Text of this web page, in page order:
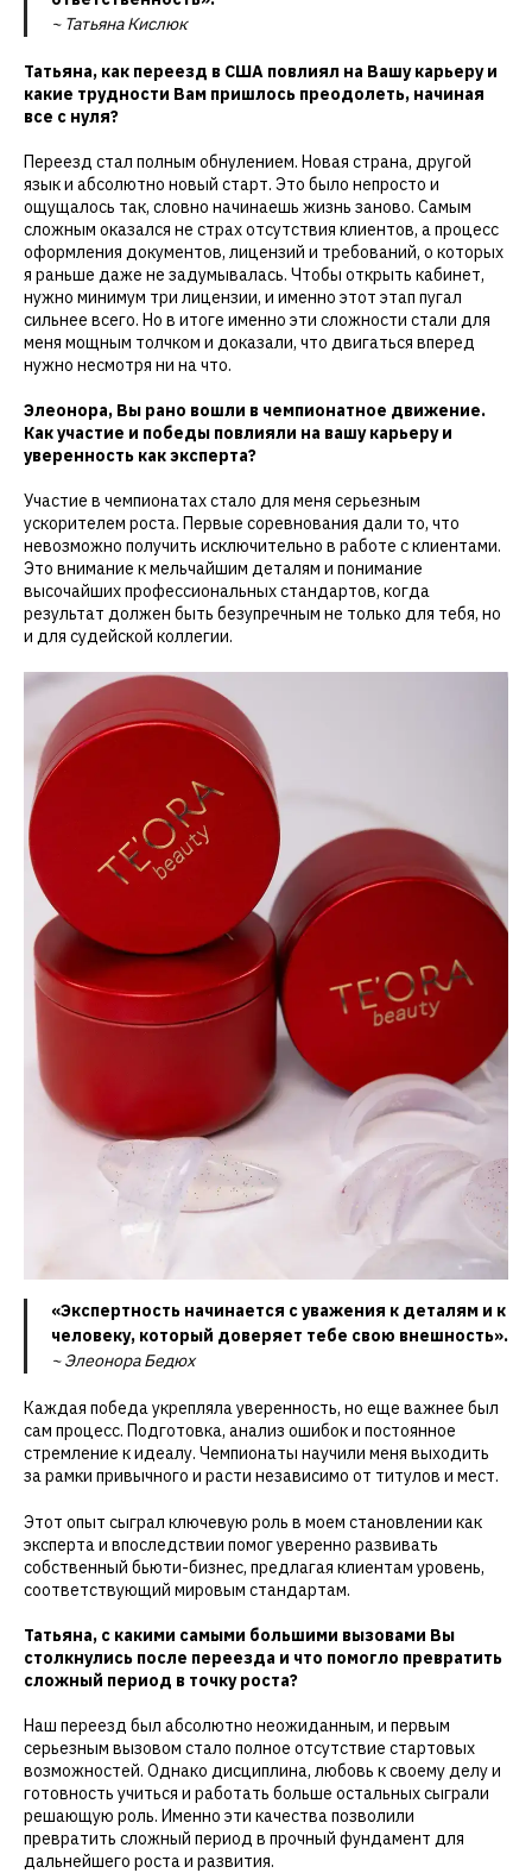
~ Татьяна Кислюк
Татьяна, как переезд в США повлиял на Вашу карьеру и
какие трудности Вам пришлось преодолеть, начиная
все с нуля?
Переезд стал полным обнулением. Новая страна, другой
язык и абсолютно новый старт. Это было непросто и
ощущалось так, словно начинаешь жизнь заново. Самым
сложным оказался не страх отсутствия клиентов, а процесс
оформления документов, лицензий и требований, о которых
я раньше даже не задумывалась. Чтобы открыть кабинет,
нужно минимум три лицензии, и именно этот этап пугал
сильнее всего. Но в итоге именно эти сложности стали для
меня мощным толчком и доказали, что двигаться вперед
нужно несмотря ни на что.
Элеонора, Вы рано вошли в чемпионатное движение.
Как участие и победы повлияли на вашу карьеру и
уверенность как эксперта?
Участие в чемпионатах стало для меня серьезным
ускорителем роста. Первые соревнования дали то, что
невозможно получить исключительно в работе с клиентами.
Это внимание к мельчайшим деталям и понимание
высочайших профессиональных стандартов, когда
результат должен быть безупречным не только для тебя, но
и для судейской коллегии.
«Экспертность начинается с уважения к деталям и к
человеку, который доверяет тебе свою внешность».
~ Элеонора Бедюх
Каждая победа укрепляла уверенность, но еще важнее был
сам процесс. Подготовка, анализ ошибок и постоянное
стремление к идеалу. Чемпионаты научили меня выходить
за рамки привычного и расти независимо от титулов и мест.
Этот опыт сыграл ключевую роль в моем становлении как
эксперта и впоследствии помог уверенно развивать
собственный бьюти-бизнес, предлагая клиентам уровень,
соответствующий мировым стандартам.
Татьяна, с какими самыми большими вызовами Вы
столкнулись после переезда и что помогло превратить
сложный период в точку роста?
Наш переезд был абсолютно неожиданным, и первым
серьезным вызовом стало полное отсутствие стартовых
возможностей. Однако дисциплина, любовь к своему делу и
готовность учиться и работать больше остальных сыграли
решающую роль. Именно эти качества позволили
превратить сложный период в прочный фундамент для
дальнейшего роста и развития.